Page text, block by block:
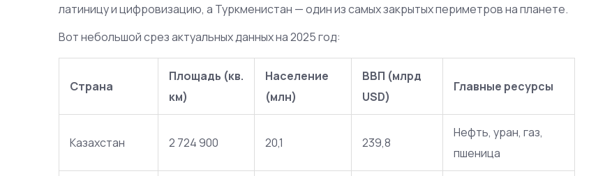
латиницу и цифровизацию, а Туркменистан — один из самых закрытых периметров на планете.
Вот небольшой срез актуальных данных на 2025 год:
Страна
Площадь (кв.
км)
Население
(млн)
ВВП (млрд
USD)
Главные ресурсы
Казахстан 2 724 900 20,1 239,8
Нефть, уран, газ,
пшеница